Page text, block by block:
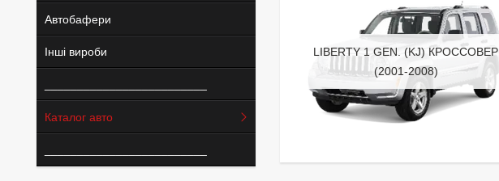
LIBERTY 1 GEN. (KJ) КРОССОВЕР
(2001-2008)
Автобафери
Інші вироби
Каталог авто